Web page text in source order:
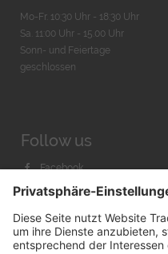
Mo-Fr. 10:30 Uhr - 18:30 Uhr
Sa. 11:00 Uhr - 15.00 Uhr
Sonn- und Feiertage
geschlossen
Follow us
Facebook
Instagram
Youtube